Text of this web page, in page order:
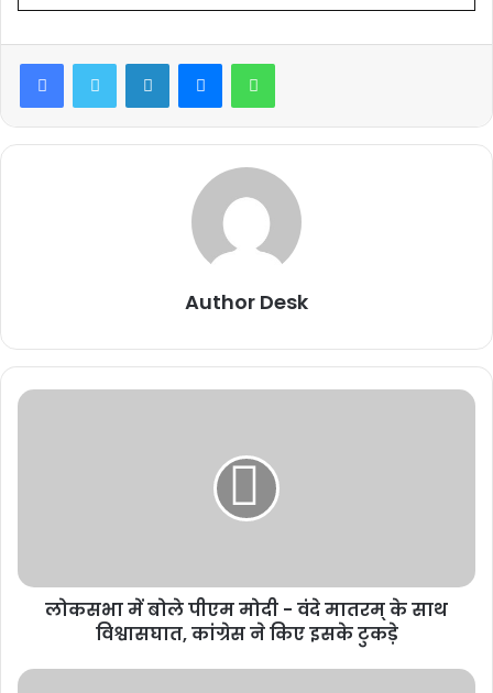
FacebookTwitter LinkedInMessengerWhatsApp
Author Desk
लोकसभा में बोले पीएम मोदी - वंदे मातरम् के साथ
विश्वासघात, कांग्रेस ने किए इसके टुकड़े